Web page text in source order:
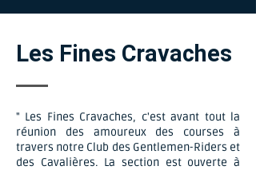
Les Fines Cravaches
" Les Fines Cravaches, c'est avant tout la
réunion des amoureux des courses à
travers notre Club des Gentlemen-Riders et
des Cavalières. La section est ouverte à